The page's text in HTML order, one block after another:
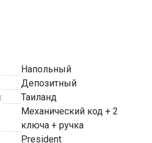
Напольный
Депозитный
Таиланд
Механический код + 2
ключа + ручка
President